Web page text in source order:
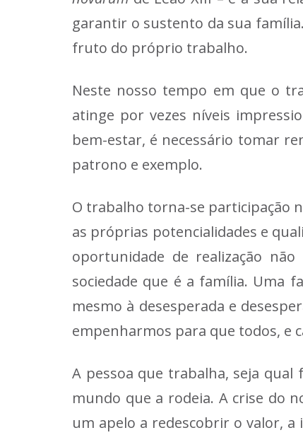
garantir o sustento da sua
fruto do próprio trabalho.
Neste nosso tempo em que o
atinge por vezes níveis
bem-estar, é necessário tomar
patrono e exemplo.
O trabalho torna-se participação
as próprias potencialidades e
oportunidade de realização
sociedade que é a família. Uma
mesmo à desesperada e
empenharmos para que todos, e
A pessoa que trabalha, seja
mundo que a rodeia. A crise do
um apelo a redescobrir o valor,